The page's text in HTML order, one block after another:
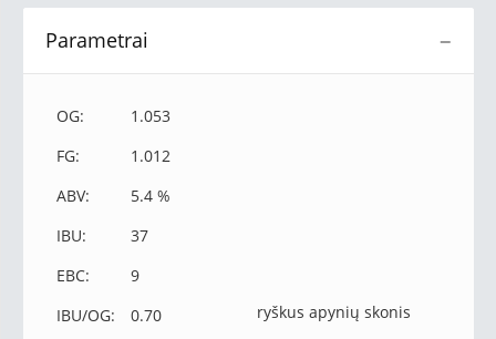
−
Parametrai
OG:
1.053
FG:
1.012
ABV:
5.4 %
IBU:
37
EBC:
9
IBU/OG:
0.70 ryškus apynių skonis